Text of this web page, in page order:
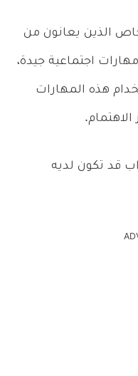
الذين يعانون من
اجتماعية جيدة،
هذه المهارات
الاهتمام.
قد تكون لديه